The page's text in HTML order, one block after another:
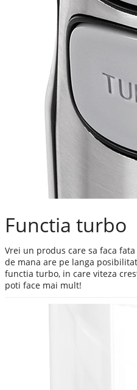
Functia turbo
Vrei un produs care sa faca
de mana are pe langa
functia turbo, in care viteza
poti face mai mult!